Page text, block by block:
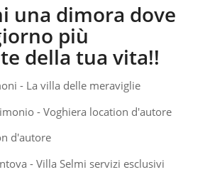
una dimora dove
più
della tua vita!!